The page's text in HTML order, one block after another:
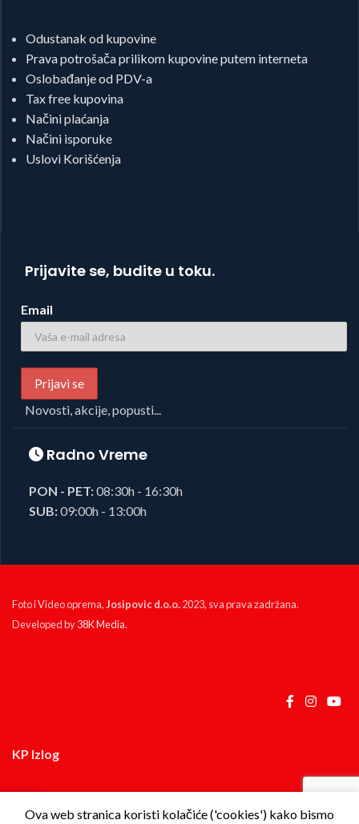
Odustanak od kupovine
Prava potrošača prilikom kupovine putem interneta
Oslobađanje od PDV-a
Tax free kupovina
Načini plaćanja
Načini isporuke
Uslovi Korišćenja
Prijavite se, budite u toku.
Email
Novosti, akcije, popusti...
Radno Vreme
PON - PET:08:30h - 16:30h
SUB:09:00h - 13:00h
Foto i Video oprema,Josipovic d.o.o.2023, sva prava zadržana.
Developed by38K Media.
KP Izlog
Ova web stranica koristi kolačiće ('cookies') kako bismo